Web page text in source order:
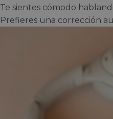
Te sientes cómodo
Prefieres una corrección